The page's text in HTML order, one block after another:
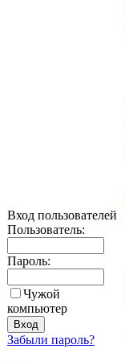
Вход пользователей
Пользователь:
Пароль:
Чужой
компьютер
Забыли пароль?